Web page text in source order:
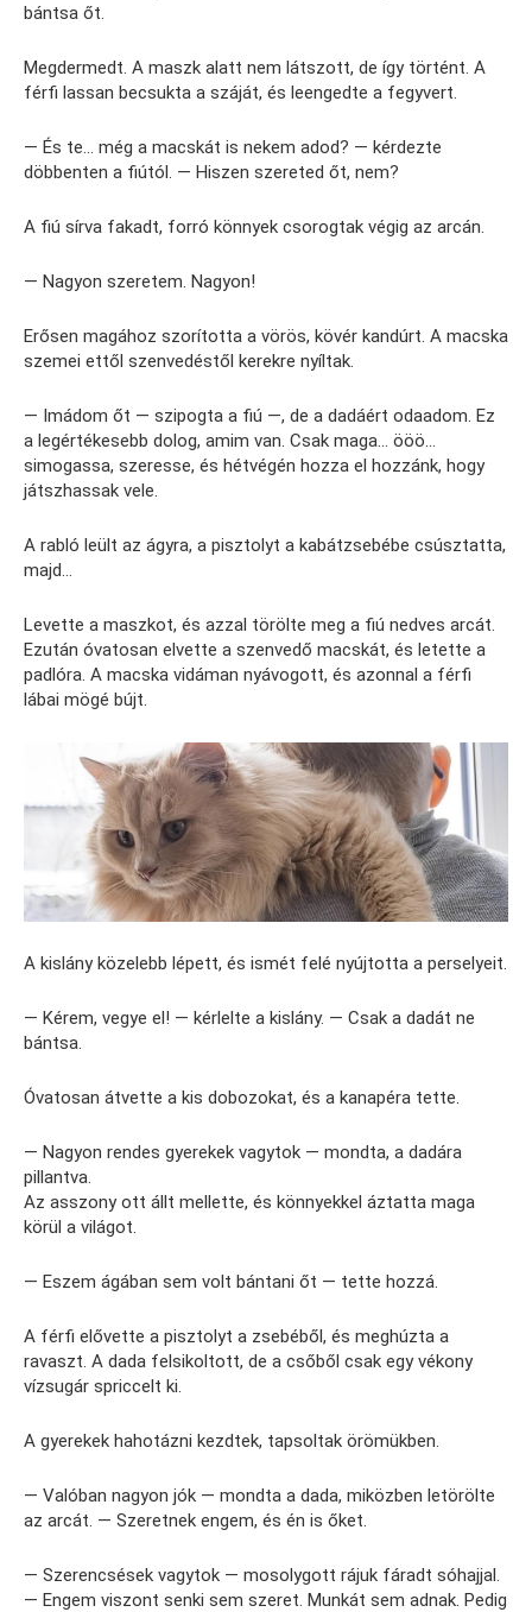
bántsa őt.
Megdermedt. A maszk alatt nem látszott, de így történt. A
férfi lassan becsukta a száját, és leengedte a fegyvert.
— És te… még a macskát is nekem adod? — kérdezte
döbbenten a fiútól. — Hiszen szereted őt, nem?
A fiú sírva fakadt, forró könnyek csorogtak végig az arcán.
— Nagyon szeretem. Nagyon!
Erősen magához szorította a vörös, kövér kandúrt. A macska
szemei ettől szenvedéstől kerekre nyíltak.
— Imádom őt — szipogta a fiú —, de a dadáért odaadom. Ez
a legértékesebb dolog, amim van. Csak maga… ööö…
simogassa, szeresse, és hétvégén hozza el hozzánk, hogy
játszhassak vele.
A rabló leült az ágyra, a pisztolyt a kabátzsebébe csúsztatta,
majd…
Levette a maszkot, és azzal törölte meg a fiú nedves arcát.
Ezután óvatosan elvette a szenvedő macskát, és letette a
padlóra. A macska vidáman nyávogott, és azonnal a férfi
lábai mögé bújt.
A kislány közelebb lépett, és ismét felé nyújtotta a perselyeit.
— Kérem, vegye el! — kérlelte a kislány. — Csak a dadát ne
bántsa.
Óvatosan átvette a kis dobozokat, és a kanapéra tette.
— Nagyon rendes gyerekek vagytok — mondta, a dadára
pillantva.
Az asszony ott állt mellette, és könnyekkel áztatta maga
körül a világot.
— Eszem ágában sem volt bántani őt — tette hozzá.
A férfi elővette a pisztolyt a zsebéből, és meghúzta a
ravaszt. A dada felsikoltott, de a csőből csak egy vékony
vízsugár spriccelt ki.
A gyerekek hahotázni kezdtek, tapsoltak örömükben.
— Valóban nagyon jók — mondta a dada, miközben letörölte
az arcát. — Szeretnek engem, és én is őket.
— Szerencsések vagytok — mosolygott rájuk fáradt sóhajjal.
— Engem viszont senki sem szeret. Munkát sem adnak. Pedig